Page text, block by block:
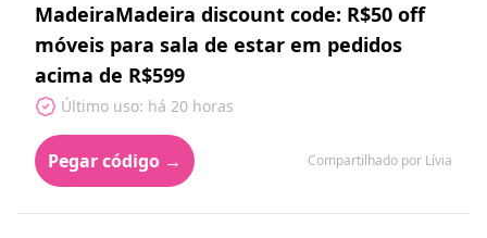
MadeiraMadeira discount code: R$50 off
móveis para sala de estar em pedidos
acima de R$599
Último uso: há 20 horas
Pegar código → Compartilhado por Lívia